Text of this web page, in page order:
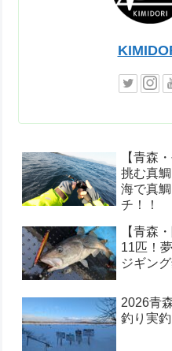
【青森
挑む真
海で真
チ！！
【青森
11匹！
ジギン
2026青
釣り実